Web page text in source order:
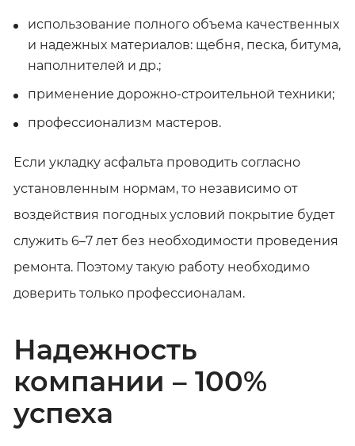
использование полного объема качественных
и надежных материалов: щебня, песка, битума,
наполнителей и др.;
применение дорожно-строительной техники;
профессионализм мастеров.
Если укладку асфальта проводить согласно
установленным нормам, то независимо от
воздействия погодных условий покрытие будет
служить 6–7 лет без необходимости проведения
ремонта. Поэтому такую работу необходимо
доверить только профессионалам.
Надежность
компании – 100%
успеха